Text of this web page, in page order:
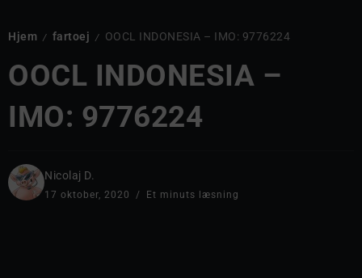
Hjem / fartoej / OOCL INDONESIA – IMO: 9776224
OOCL INDONESIA –
IMO: 9776224
Nicolaj D.
17 oktober, 2020 Et minuts læsning